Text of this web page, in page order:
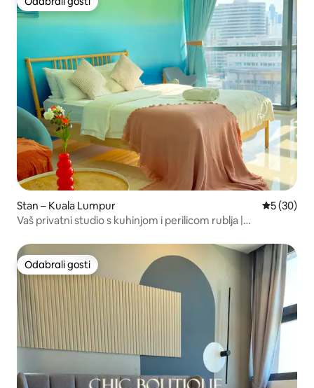
Odabrali gosti
Stan – Kuala Lumpur Prosječna
5 (30)
Vaš privatni studio s kuhinjom i perilicom rublja |
Odabrali gosti
Odabrali gosti